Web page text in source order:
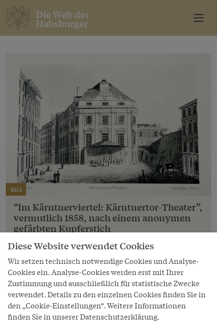
Die Welt der
Habsburger
Bild
“Im Kärntnerviertel: Kärntnertor-Theater”,
vermutlich 1858, nach einem anonymen
gefärbten Kupferstich
Rechts ist der Schwibbogen mit dem
Copyright
Schloß Schönbrunn Kultur- und Betriebsges.m.b.H./Foto:
Julia Teresa Friehs
LeihgeberIn
Diese Website verwendet Cookies
Wir setzen technisch notwendige Cookies und Analyse-
Cookies ein. Analyse-Cookies werden erst mit Ihrer
Zustimmung und ausschließlich für statistische Zwecke
verwendet. Details zu den einzelnen Cookies finden Sie in
den „Cookie-Einstellungen“. Weitere Informationen
finden Sie in unserer Datenschutzerklärung.